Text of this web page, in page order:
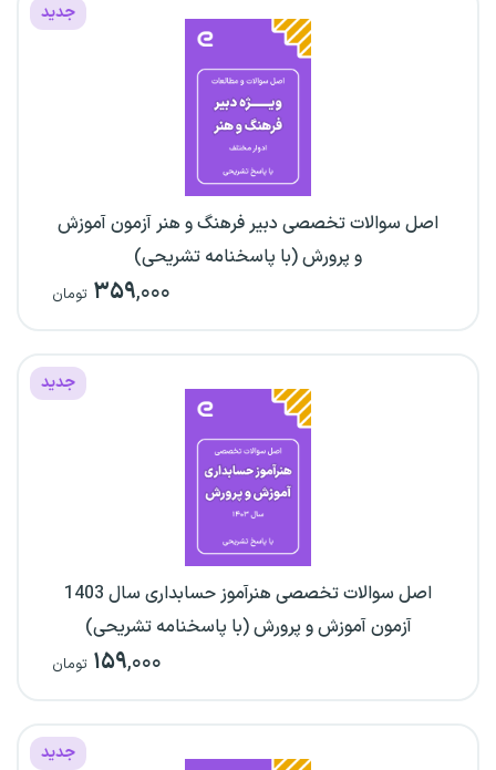
جدید
اصل سوالات تخصصی دبیر فرهنگ و هنر آزمون آموزش
و پرورش (با پاسخنامه تشریحی)
۳۵۹,۰۰۰ تومان
جدید
اصل سوالات تخصصی هنرآموز حسابداری سال 1403
آزمون آموزش و پرورش (با پاسخنامه تشریحی)
۱۵۹,۰۰۰ تومان
جدید